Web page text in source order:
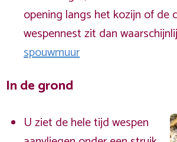
opening langs het kozijn of de
wespennest zit dan
spouwmuur
In de grond
U ziet de hele tijd wespen